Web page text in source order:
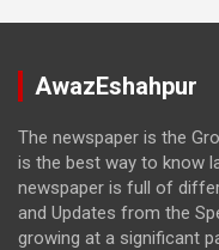
AwazEshahpur
The newspaper is the
is the best way to know
newspaper is full of
and Updates from the
growing at a significant